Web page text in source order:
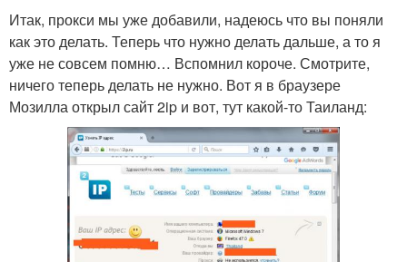
Итак, прокси мы уже добавили, надеюсь что вы поняли
как это делать. Теперь что нужно делать дальше, а то я
уже не совсем помню… Вспомнил короче. Смотрите,
ничего теперь делать не нужно. Вот я в браузере
Мозилла открыл сайт 2ip и вот, тут какой-то Таиланд: